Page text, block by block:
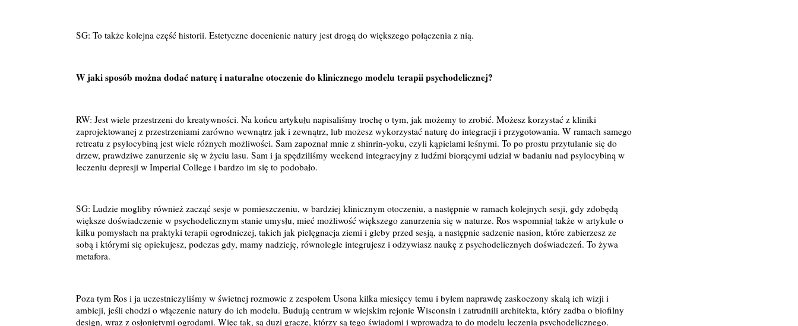
SG: To także kolejna część historii. Estetyczne docenienie natury jest drogą do większego połączenia z nią.
W jaki sposób można dodać naturę i naturalne otoczenie do klinicznego modelu terapii psychodelicznej?
RW: Jest wiele przestrzeni do kreatywności. Na końcu artykułu napisaliśmy trochę o tym, jak możemy to zrobić. Możesz korzystać z kliniki
zaprojektowanej z przestrzeniami zarówno wewnątrz jak i zewnątrz, lub możesz wykorzystać naturę do integracji i przygotowania. W ramach samego
retreatu z psylocybiną jest wiele różnych możliwości. Sam zapoznał mnie z shinrin-yoku, czyli kąpielami leśnymi. To po prostu przytulanie się do
drzew, prawdziwe zanurzenie się w życiu lasu. Sam i ja spędziliśmy weekend integracyjny z ludźmi biorącymi udział w badaniu nad psylocybiną w
leczeniu depresji w Imperial College i bardzo im się to podobało.
SG: Ludzie mogliby również zacząć sesje w pomieszczeniu, w bardziej klinicznym otoczeniu, a następnie w ramach kolejnych sesji, gdy zdobędą
większe doświadczenie w psychodelicznym stanie umysłu, mieć możliwość większego zanurzenia się w naturze. Ros wspomniał także w artykule o
kilku pomysłach na praktyki terapii ogrodniczej, takich jak pielęgnacja ziemi i gleby przed sesją, a następnie sadzenie nasion, które zabierzesz ze
sobą i którymi się opiekujesz, podczas gdy, mamy nadzieję, równolegle integrujesz i odżywiasz naukę z psychodelicznych doświadczeń. To żywa
metafora.
Poza tym Ros i ja uczestniczyliśmy w świetnej rozmowie z zespołem Usona kilka miesięcy temu i byłem naprawdę zaskoczony skalą ich wizji i
ambicji, jeśli chodzi o włączenie natury do ich modelu. Budują centrum w wiejskim rejonie Wisconsin i zatrudnili architekta, który zadba o biofilny
design, wraz z osłoniętymi ogrodami. Więc tak, są duzi gracze, którzy są tego świadomi i wprowadzą to do modelu leczenia psychodelicznego.